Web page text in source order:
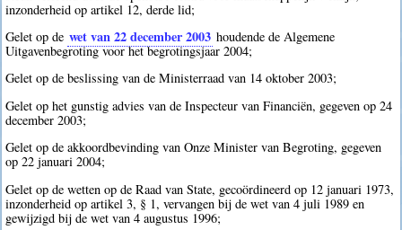
inzonderheid op artikel 12, derde lid;
Gelet op de wet van 22 december 2003 houdende de Algemene
Uitgavenbegroting voor het begrotingsjaar 2004;
Gelet op de beslissing van de Ministerraad van 14 oktober 2003;
Gelet op het gunstig advies van de Inspecteur van Financiën, gegeven op 24
december 2003;
Gelet op de akkoordbevinding van Onze Minister van Begroting, gegeven
op 22 januari 2004;
Gelet op de wetten op de Raad van State, gecoördineerd op 12 januari 1973,
inzonderheid op artikel 3, § 1, vervangen bij de wet van 4 juli 1989 en
gewijzigd bij de wet van 4 augustus 1996;